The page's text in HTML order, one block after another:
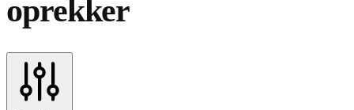
oprekker